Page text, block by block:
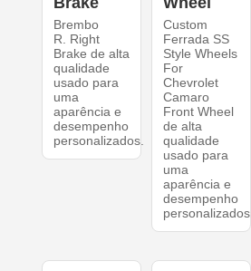
Brembo
R. Right
Brake de alta
qualidade
usado para
uma
aparência e
desempenho
personalizados.
Custom
Ferrada SS
Style Wheels
For
Chevrolet
Camaro
Front Wheel
de alta
qualidade
usado para
uma
aparência e
desempenho